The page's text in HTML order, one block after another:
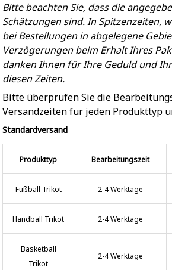
Bitte beachten Sie, dass die
Schätzungen sind. In Spitzenzeiten,
bei Bestellungen in abgelegene
Verzögerungen beim Erhalt Ihres
danken Ihnen für Ihre Geduld und
diesen Zeiten.
Bitte überprüfen Sie die
Versandzeiten für jeden Produkttyp
Standardversand
Produkttyp Bearbeitungszeit
Fußball Trikot 2-4 Werktage
Handball Trikot 2-4 Werktage
Basketball
Trikot
2-4 Werktage